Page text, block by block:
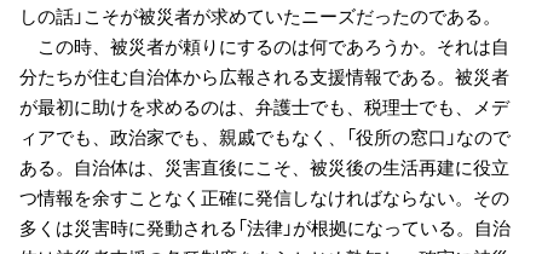
しの話」こそが被災者が求めていたニーズだったのである。
この時、被災者が頼りにするのは何であろうか。それは自
分たちが住む自治体から広報される支援情報である。被災者
が最初に助けを求めるのは、弁護士でも、税理士でも、メデ
ィアでも、政治家でも、親戚でもなく、「役所の窓口」なので
ある。自治体は、災害直後にこそ、被災後の生活再建に役立
つ情報を余すことなく正確に発信しなければならない。その
多くは災害時に発動される「法律」が根拠になっている。自治